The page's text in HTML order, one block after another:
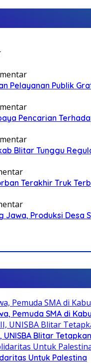
Pelayanan Publik
Pencarian
Blitar Tunggu
Terakhir Truk
Jawa, Produksi
Pemuda SMA di
Blitar
Untuk Palestina